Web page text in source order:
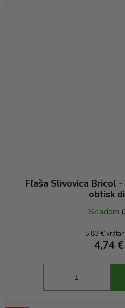
Fľaša Slivovica Bricol
obtisk
Skladom
5,83 €
4,74 €